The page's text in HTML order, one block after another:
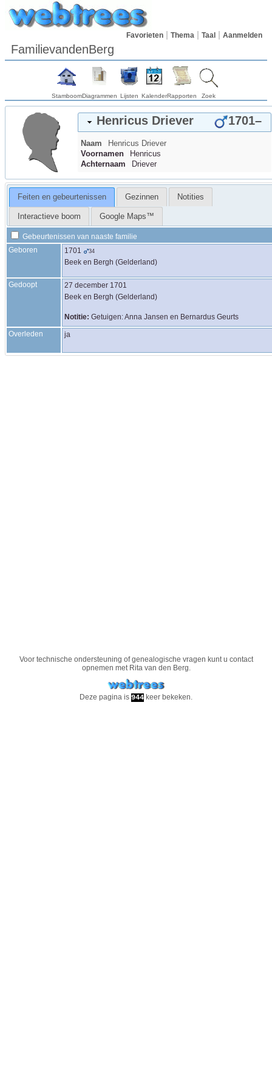
Favorieten Thema Taal Aanmelden
FamilievandenBerg
StamboomDiagrammen Lijsten KalenderRapporten Zoek
Henricus Driever 1701–
Naam Henricus Driever
Voornamen
Henricus
Achternaam
Driever
Feiten en gebeurtenissen Gezinnen Notities
Interactieve boom Google Maps™
Gebeurtenissen van naaste familie
Geboren
1701 34
Beek en Bergh (Gelderland)
Gedoopt
27 december 1701
Beek en Bergh (Gelderland)
Notitie: Getuigen: Anna Jansen en Bernardus Geurts
Overleden
ja
Voor technische ondersteuning of genealogische vragen kunt u contact
opnemen met Rita van den Berg.
Deze pagina is 944 keer bekeken.